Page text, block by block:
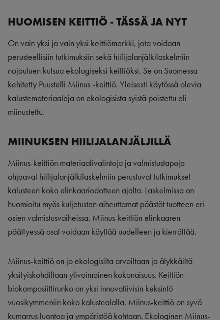
HUOMISEN KEITTIÖ - TÄSSÄ JA NYT
On vain yksi ja vain yksi keittiömerkki, jota voidaan
perusteellisiin tutkimuksiin sekä hiilijalanjälkilaskelmiin
nojautuen kutsua ekologiseksi keittiöksi. Se on Suomessa
kehitetty Puustelli Miinus -keittiö. Yleisesti käytössä olevia
kalustemateriaaleja on ekologisista syistä poistettu eli
miinustettu.
MIINUKSEN HIILIJALANJÄLJILLÄ
Miinus-keittiön materiaalivalintoja ja valmistustapoja
ohjaavat hiilijalanjälkilaskelmiin perustuvat tutkimukset
kalusteen koko elinkaariodotteen ajalta. Laskelmissa on
huomioitu myös kuljetusten aiheuttamat päästöt tuotteen eri
osien valmistusvaiheissa. Miinus-keittiön elinkaaren
päättyessä osat voidaan käyttää uudelleen ja kierrättää.
Miinus-keittiö on jo ekologisilta arvoiltaan ja älykkäiltä
yksityiskohdiltaan ylivoimainen kokonaisuus. Keittiön
biokomposiittirunko on yksi innovatiivisin keksintö
vuosikymmeniin koko kalustealalla. Miinus-keittiö on syvä
kumarrus luontoa ja ympäristöä kohtaan. Ekologinen Miinus-